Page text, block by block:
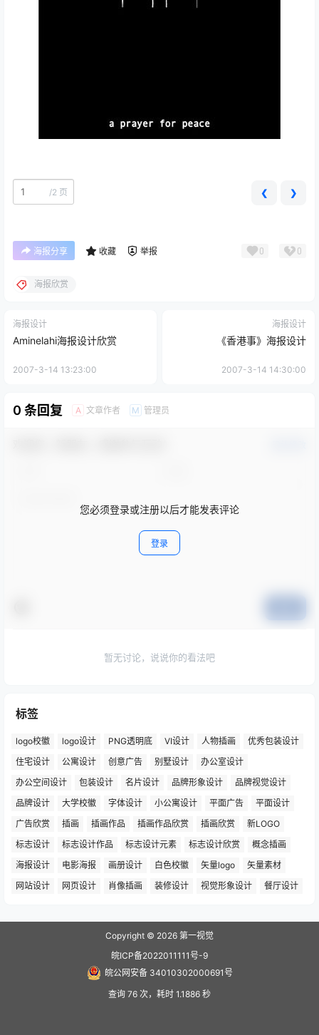
/2 页 ❮ ❯
海报分享 收藏 举报 0 0
海报欣赏
海报设计
Aminelahi海报设计欣赏
2007-3-14 13:23:00
海报设计
《香港事》海报设计
2007-3-14 14:30:00
0 条回复 A 文章作者 M 管理员
您必须登录或注册以后才能发表评论
登录
暂无讨论，说说你的看法吧
标签
logo校徽 logo设计 PNG透明底 VI设计 人物插画
优秀包装设计
住宅设计
公寓设计 创意广告 别墅设计
办公室设计
办公空间设计
包装设计 名片设计 品牌形象设计
品牌视觉设计
品牌设计
大学校徽 字体设计 小公寓设计 平面广告
平面设计
广告欣赏
插画 插画作品 插画作品欣赏 插画欣赏
新LOGO
标志设计
标志设计作品 标志设计元素 标志设计欣赏
概念插画
海报设计
电影海报 画册设计 白色校徽 矢量logo
矢量素材
网站设计
网页设计 肖像插画 装修设计 视觉形象设计 餐厅设计
Copyright © 2026 第一视觉
皖ICP备2022011111号-9
皖公网安备 34010302000691号
查询 76 次，耗时 1.1886 秒